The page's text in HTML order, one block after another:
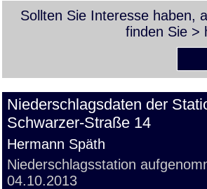
Sollten Sie Interesse haben,
finden Sie >
Niederschlagsdaten der
Schwarzer-Straße 14
Hermann Späth
Niederschlagsstation
04.10.2013